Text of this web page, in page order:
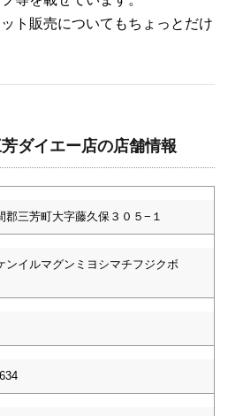
ト販売についてもちょっとだけ
ダイエー店の店舗情報
郡三芳町大字藤久保３０５−１
ンイルマグンミヨシマチフジクボ